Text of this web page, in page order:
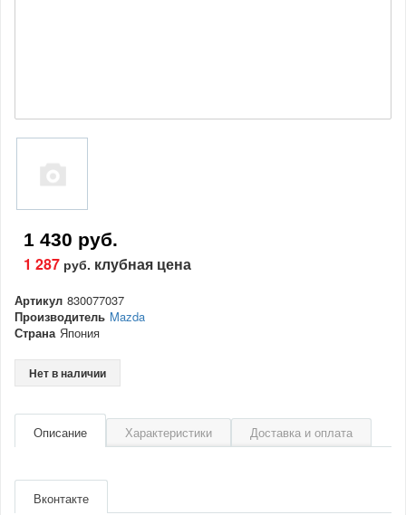
1 430 руб.
1 287 руб. клубная цена
Артикул 830077037
Производитель Mazda
Страна Япония
Нет в наличии
Описание Характеристики Доставка и оплата
Страна Япония
Вконтакте